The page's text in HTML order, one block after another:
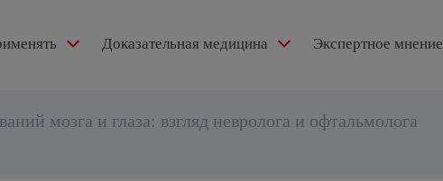
Доказательная медицина Экспертное мнение
мозга и глаза: взгляд невролога и офтальмолога